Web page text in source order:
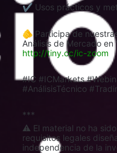
✔ Usos prácticos y
🫵 Participa de
Análisis de Mercado
http://tiny.cc/ic-zoom
#IC #ICMarkets
#AnálisisTécnico
***
⚠️ El material no ha
requisitos legales
independencia de la